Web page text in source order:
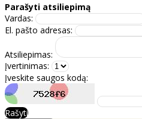
Parašyti atsiliepimą
Vardas:
El. pašto adresas:
Atsiliepimas:
Įvertinimas:
Įveskite saugos kodą:
Rašyti